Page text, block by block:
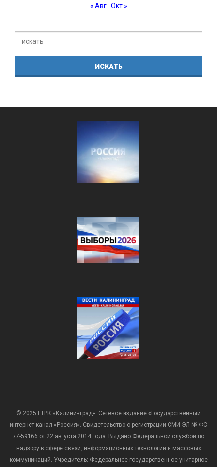
« Авг Окт »
© 2025 ГТРК «Калининград». Сетевое издание «Государственный
интернет-канал «Россия». Свидетельство о регистрации СМИ ЭЛ № ФС
77-59166 от 22 августа 2014 года. Выдано Федеральной службой по
надзору в сфере связи, информационных технологий и массовых
коммуникаций. Учредитель: Федеральное государственное унитарное